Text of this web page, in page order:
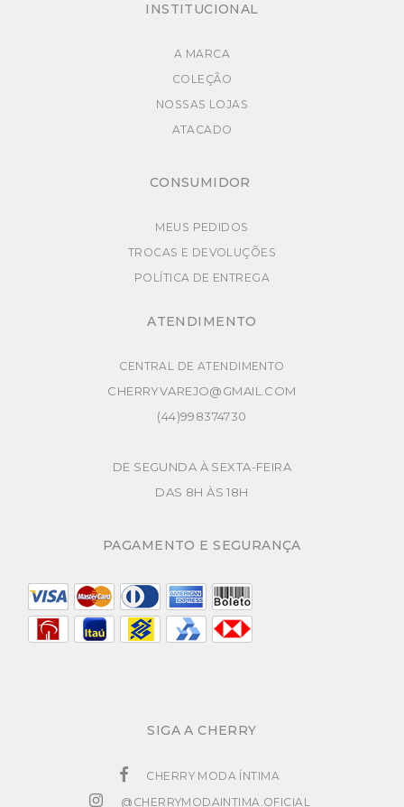
INSTITUCIONAL
A MARCA
COLEÇÃO
NOSSAS LOJAS
ATACADO
CONSUMIDOR
MEUS PEDIDOS
TROCAS E DEVOLUÇÕES
POLÍTICA DE ENTREGA
ATENDIMENTO
CENTRAL DE ATENDIMENTO
CHERRYVAREJO@GMAIL.COM
(44)998374730
DE SEGUNDA À SEXTA-FEIRA
DAS 8H ÀS 18H
PAGAMENTO E SEGURANÇA
SIGA A CHERRY
CHERRY MODA ÍNTIMA
@CHERRYMODAINTIMA.OFICIAL